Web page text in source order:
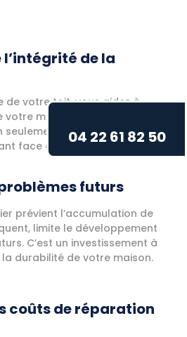
de la
de votre toit, vous aidez à
votre maison. Un toit propre et
seulement attrayant, mais
face aux intempéries.
futurs
prévient l’accumulation de
limite le développement
C’est un investissement à
durabilité de votre maison.
coûts de réparation
04 22 61 82 50